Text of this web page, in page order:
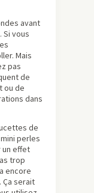
avant
Si vous
Mais
pas
de
ou de
dans
de
perles
un effet
trop
encore
Ça serait